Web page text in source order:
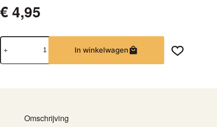
€4,95
Sencha
Theebuiltjes
In winkelwagen
Omschrijving